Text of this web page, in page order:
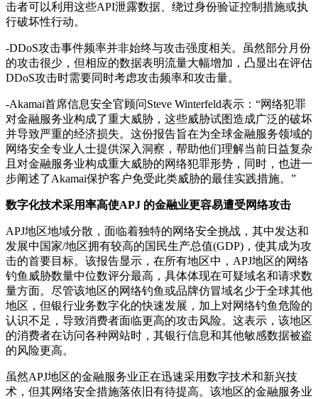
击者可以利用这些API泄露数据、绕过身份验证控制措施或执
行破坏性行动。
-DDoS攻击事件频率并非始终与攻击强度相关。虽然部分月份
的攻击很少，但相应的数据表明流量大幅增加，凸显出在评估
DDoS攻击时需要同时考虑攻击频率和攻击量。
-Akamai首席信息安全官顾问Steve Winterfeld表示：“网络犯罪
对金融服务业构成了重大威胁，这些威胁试图造成广泛的破坏
并导致严重的经济损失。这份报告旨在为全球金融服务领域的
网络安全专业人士提供深入洞察，帮助他们理解当前日益复杂
且对金融服务业构成重大威胁的网络犯罪形势，同时，也进一
步阐述了Akamai保护客户免受此类威胁的最佳实践措施。”
数字化技术采用率高使APJ 的金融业更容易遭受网络攻击
APJ地区地域分散，面临着独特的网络安全挑战，其中发达和
发展中国家/地区拥有较高的国民生产总值(GDP)，使其成为攻
击的首要目标。该报告显示，在所有地区中，APJ地区的网络
钓鱼威胁数量中位数评分最高，具体体现在可疑域名和请求数
量方面。尽管该地区的网络钓鱼或品牌仿冒域名少于全球其他
地区，但银行业务数字化的快速发展，加上对网络钓鱼危险的
认识不足，导致消费者面临更高的攻击风险。这表示，该地区
的消费者在访问各种网站时，其银行信息和其他敏感数据被盗
的风险更高。
虽然APJ地区的金融服务业正在迅速采用数字技术和新兴技
术，但其网络安全措施落依旧有待提高。该地区的金融服务业